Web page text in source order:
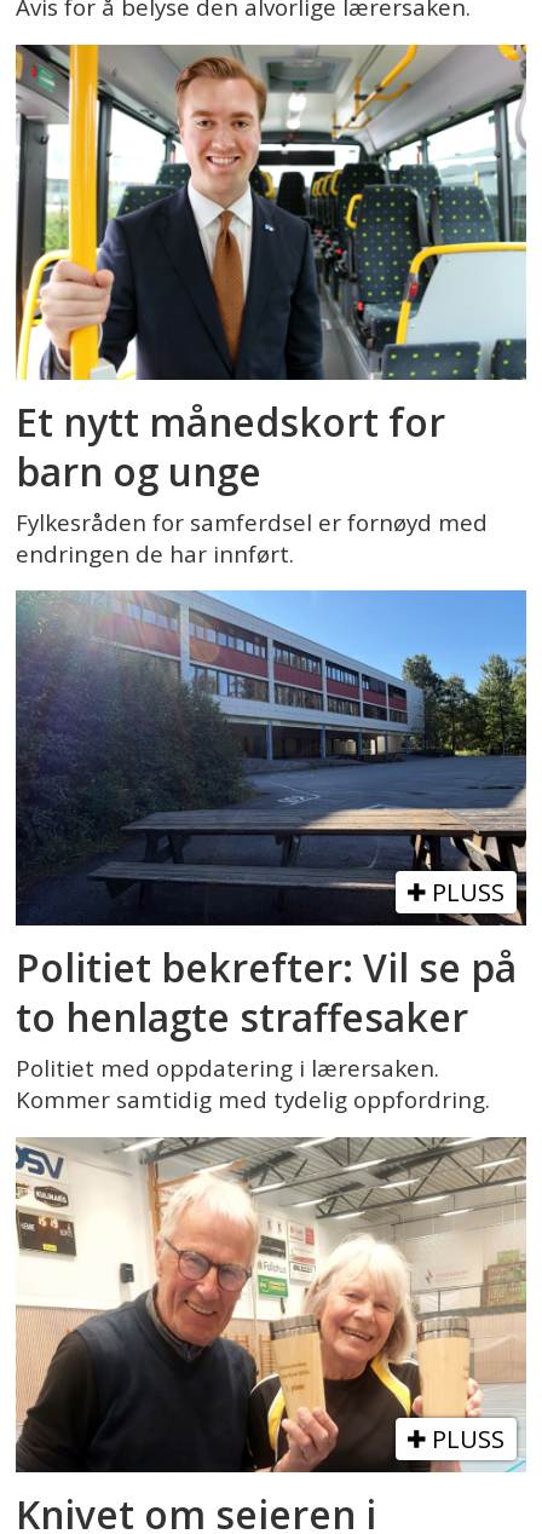
Avis for å belyse den alvorlige lærersaken.
Et nytt månedskort for
barn og unge
Fylkesråden for samferdsel er fornøyd med
endringen de har innført.
PLUSS
Politiet bekrefter: Vil se på
to henlagte straffesaker
Politiet med oppdatering i lærersaken.
Kommer samtidig med tydelig oppfordring.
PLUSS
Knivet om seieren i